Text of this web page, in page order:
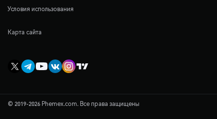
Условия использования
Карта сайта
© 2019-2026 Phemex.com. Все права защищены